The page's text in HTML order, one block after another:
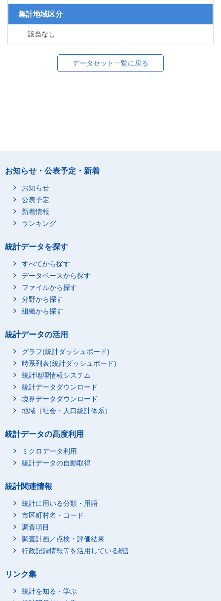
集計地域区分
該当なし
データセット一覧に戻る
お知らせ・公表予定・新着
お知らせ
公表予定
新着情報
ランキング
統計データを探す
すべてから探す
データベースから探す
ファイルから探す
分野から探す
組織から探す
統計データの活用
グラフ(統計ダッシュボード)
時系列表(統計ダッシュボード)
統計地理情報システム
統計データダウンロード
境界データダウンロード
地域（社会・人口統計体系）
統計データの高度利用
ミクロデータ利用
統計データの自動取得
統計関連情報
統計に用いる分類・用語
市区町村名・コード
調査項目
調査計画／点検・評価結果
行政記録情報等を活用している統計
リンク集
統計を知る・学ぶ